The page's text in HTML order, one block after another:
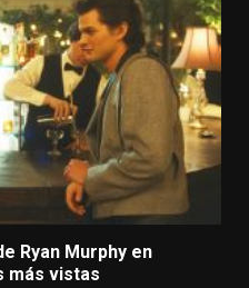
Ryan Murphy en
más vistas